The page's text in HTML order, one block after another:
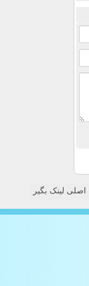
لینک بگیر